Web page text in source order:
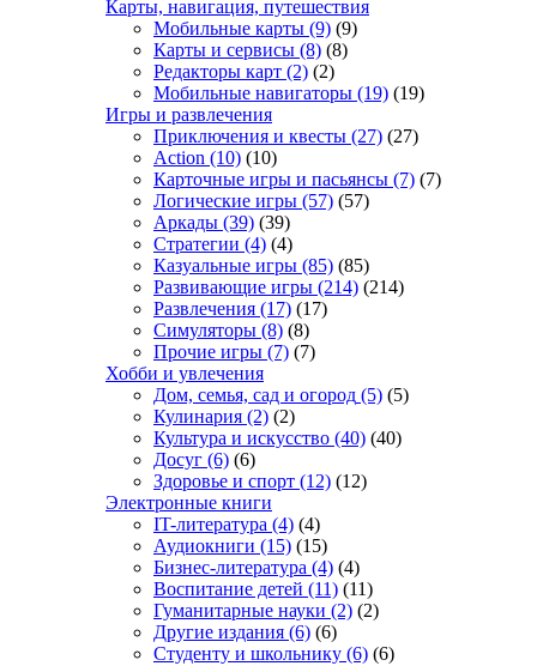
Карты, навигация, путешествия
Мобильные карты (9) (9)
Карты и сервисы (8) (8)
Редакторы карт (2) (2)
Мобильные навигаторы (19) (19)
Игры и развлечения
Приключения и квесты (27) (27)
Action (10) (10)
Карточные игры и пасьянсы (7) (7)
Логические игры (57) (57)
Аркады (39) (39)
Стратегии (4) (4)
Казуальные игры (85) (85)
Развивающие игры (214) (214)
Развлечения (17) (17)
Симуляторы (8) (8)
Прочие игры (7) (7)
Хобби и увлечения
Дом, семья, сад и огород (5) (5)
Кулинария (2) (2)
Культура и искусство (40) (40)
Досуг (6) (6)
Здоровье и спорт (12) (12)
Электронные книги
IT-литература (4) (4)
Аудиокниги (15) (15)
Бизнес-литература (4) (4)
Воспитание детей (11) (11)
Гуманитарные науки (2) (2)
Другие издания (6) (6)
Студенту и школьнику (6) (6)